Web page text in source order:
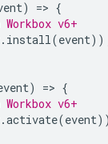
) => {
v6+
. install(event
) => {
v6+
.activate(event